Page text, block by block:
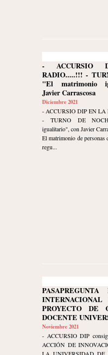
-
RADIO.....!!! -
"El matrimonio
Javier Carrascosa
Diciembre 2021
- ACCURSIO DIP EN
- TURNO DE
igualitario", con Javier
El matrimonio de personas
regu...
PROYECTO DE
DOCENTE
Noviembre 2021
- ACCURSIO DIP
ACCIÓN DE